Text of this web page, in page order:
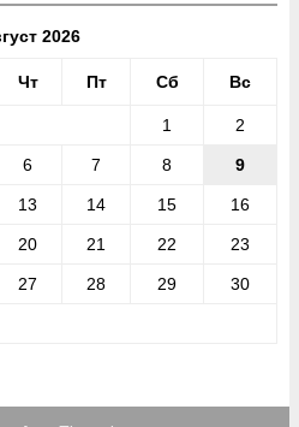
2026
Чт Пт Сб Вс
1 2
6 7 8 9
13 14 15 16
20 21 22 23
27 28 29 30